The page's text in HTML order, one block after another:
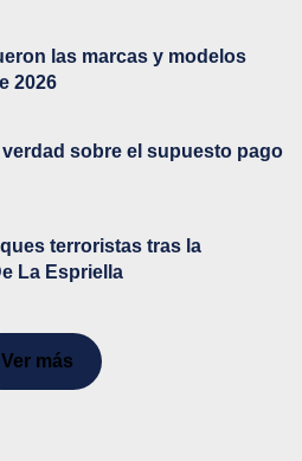
las marcas y modelos
2026
sobre el supuesto pago
terroristas tras la
La Espriella
Ver más